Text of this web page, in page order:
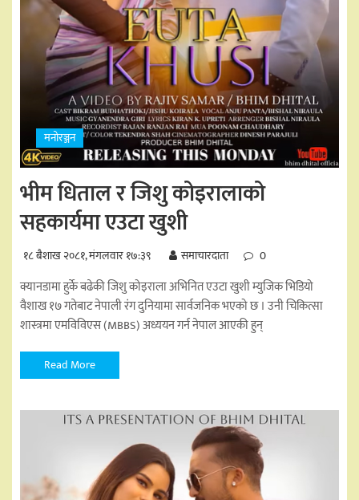
मनोरञ्जन
भीम धिताल र जिशु कोइरालाको
सहकार्यमा एउटा खुशी
१८ बैशाख २०८१, मंगलवार १७:३९ समाचारदाता 0
क्यानडामा हुर्के बढेकी जिशु कोइराला अभिनित एउटा खुशी म्युजिक भिडियो
वैशाख १७ गतेबाट नेपाली रंग दुनियामा सार्वजनिक भएको छ । उनी चिकित्सा
शास्त्रमा एमविविएस (MBBS) अध्ययन गर्न नेपाल आएकी हुन्
Read More